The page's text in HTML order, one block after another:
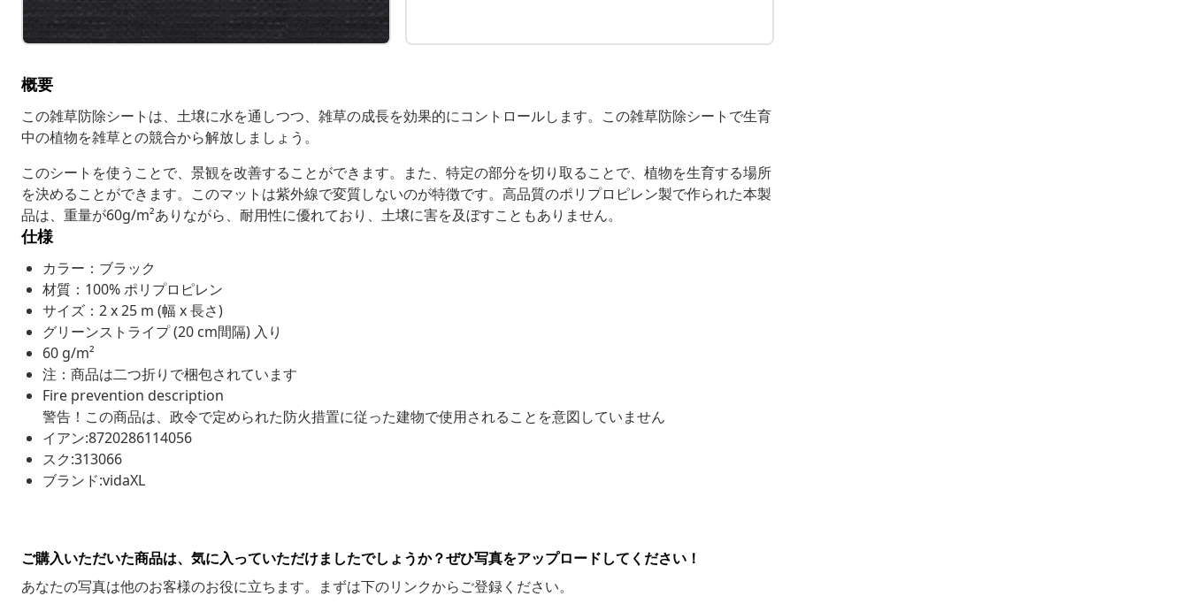
概要
この雑草防除シートは、土壌に水を通しつつ、雑草の成長を効果的にコントロールします。この雑草防除シートで生育
中の植物を雑草との競合から解放しましょう。
このシートを使うことで、景観を改善することができます。また、特定の部分を切り取ることで、植物を生育する場所
を決めることができます。このマットは紫外線で変質しないのが特徴です。高品質のポリプロピレン製で作られた本製
品は、重量が60g/m²ありながら、耐用性に優れており、土壌に害を及ぼすこともありません。
仕様
カラー：ブラック
材質：100% ポリプロピレン
サイズ：2 x 25 m (幅 x 長さ)
グリーンストライプ (20 cm間隔) 入り
60 g/m²
注：商品は二つ折りで梱包されています
Fire prevention description
警告！この商品は、政令で定められた防火措置に従った建物で使用されることを意図していません
イアン:8720286114056
スク:313066
ブランド:vidaXL
ご購入いただいた商品は、気に入っていただけましたでしょうか？ぜひ写真をアップロードしてください！
あなたの写真は他のお客様のお役に立ちます。まずは下のリンクからご登録ください。